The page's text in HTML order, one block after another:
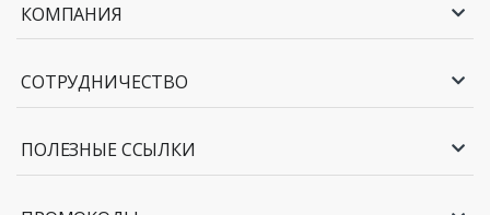
КОМПАНИЯ
СОТРУДНИЧЕСТВО
ПОЛЕЗНЫЕ ССЫЛКИ